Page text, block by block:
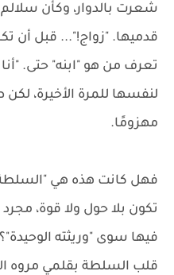
شعرت بالدوار، وكأن
قدميها. "زواج!"... قبل أن
تعرف من هو "ابنه" حتى.
لنفسها للمرة الأخيرة، لكن
مهزومًا.
فهل كانت هذه هي "السلطة"
تكون بلا حول ولا قوة،
فيها سوى "وريثته الوحيدة"؟
قلب السلطة بقلمي مروه